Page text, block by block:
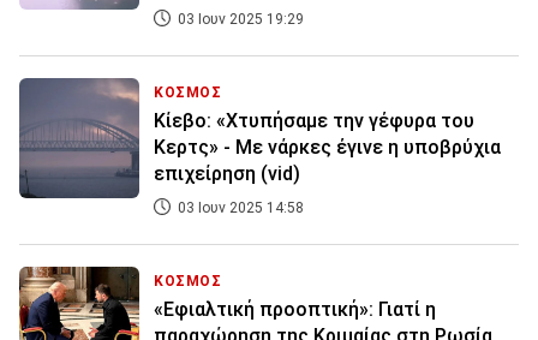
03 Ιουν 2025 19:29
ΚΟΣΜΟΣ
Κίεβο: «Χτυπήσαμε την γέφυρα του
Κερτς» - Με νάρκες έγινε η υποβρύχια
επιχείρηση (vid)
03 Ιουν 2025 14:58
ΚΟΣΜΟΣ
«Εφιαλτική προοπτική»: Γιατί η